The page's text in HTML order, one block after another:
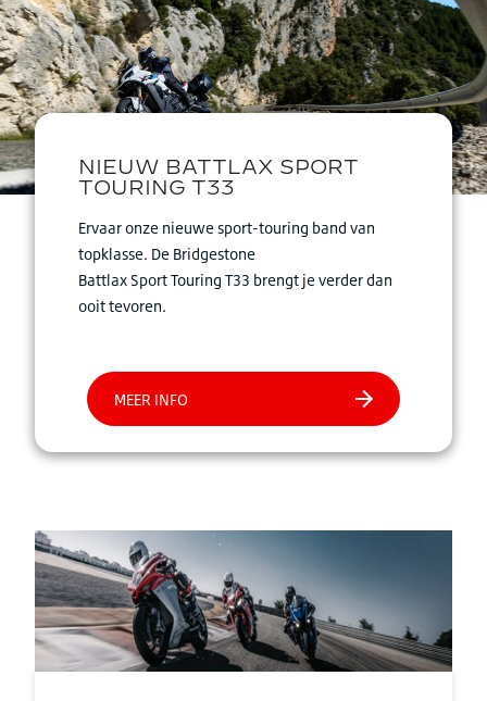
Ervaar onze nieuwe sport-touring band van
topklasse. De Bridgestone
Battlax Sport Touring T33 brengt je verder dan
ooit tevoren.